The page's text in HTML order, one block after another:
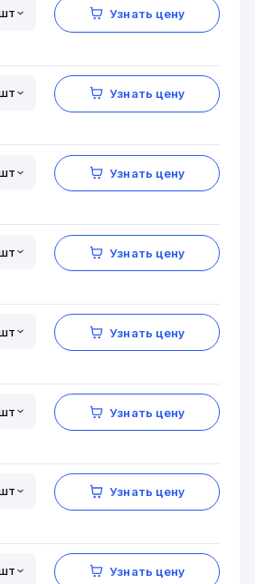
Узнать цену
Узнать цену
Узнать цену
Узнать цену
Узнать цену
Узнать цену
Узнать цену
Узнать цену